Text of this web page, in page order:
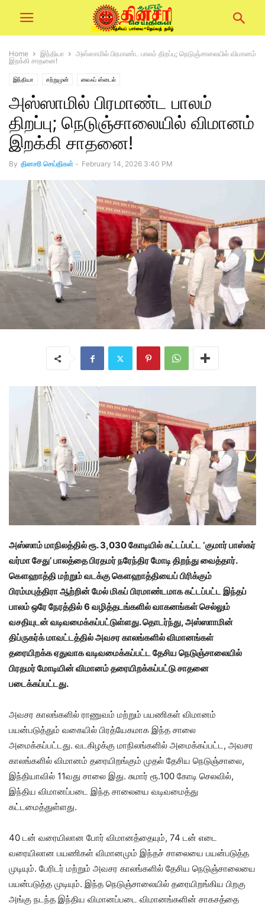
Home இந்தியா
அஸ்ஸாமில் பிரமாண்ட பாலம் திறப்பு; நெடுஞ்சாலையில் விமானம்
இறக்கி சாதனை!
இந்தியா சற்றுமுன் லைஃப் ஸ்டைல்
அஸ்ஸாமில் பிரமாண்ட பாலம்
திறப்பு; நெடுஞ்சாலையில் விமானம்
இறக்கி சாதனை!
By தினசரி செய்திகள் - February 14, 2026 3:40 PM
அஸ்ஸாம் மாநிலத்தில் ரூ. 3,030 கோடியில் கட்டப்பட்ட ‘குமார் பாஸ்கர்
வர்மா சேது’ பாலத்தை பிரதமர் நரேந்திர மோடி திறந்து வைத்தார்.
கௌஹாத்தி மற்றும் வடக்கு கௌஹாத்தியைப் பிரிக்கும்
பிரம்மபுத்திரா ஆற்றின் மேல் மிகப் பிரமாண்டமாக கட்டப்பட்ட இந்தப்
பாலம் ஒரே நேரத்தில் 6 வழித்தடங்களில் வாகனங்கள் செல்லும்
வசதியுடன் வடிவமைக்கப்பட்டுள்ளது. தொடர்ந்து, அஸ்ஸாாமின்
திப்ருகர்க் மாவட்டத்தில் அவசர காலங்களில் விமானங்கள்
தரையிறக்க ஏதுவாக வடிவமைக்கப்பட்ட தேசிய நெடுஞ்சாலையில்
பிரதமர் மோடியின் விமானம் தரையிறக்கப்பட்டு சாதனை
படைக்கப்பட்டது.
அவசர காலங்களில் ராணுவம் மற்றும் பயணிகள் விமானம்
பயன்படுத்தும் வகையில் பிரத்யேகமாக இந்த சாலை
அமைக்கப்பட்டது. வடகிழக்கு மாநிலங்களில் அமைக்கப்பட்ட, அவசர
காலங்களில் விமானம் தரையிறங்கும் முதல் தேசிய நெடுஞ்சாலை,
இந்தியாவில் 11வது சாலை இது. சுமார் ரூ.100 கோடி செலவில்,
இந்திய விமானப்படை இந்த சாலையை வடிவமைத்து
கட்டமைத்துள்ளது.
40 டன் வரையிலான போர் விமானத்தையும், 74 டன் எடை
வரையிலான பயணிகள் விமானமும் இந்தச் சாலையை பயன்படுத்த
முடியும். பேரிடர் மற்றும் அவசர காலங்களில் தேசிய நெடுஞ்சாலையை
பயன்படுத்த முடியும். இந்த நெடுஞ்சாலையில் தரையிறங்கிய பிறகு
அங்கு நடந்த இந்திய விமானப்படை விமானங்களின் சாகசத்தை